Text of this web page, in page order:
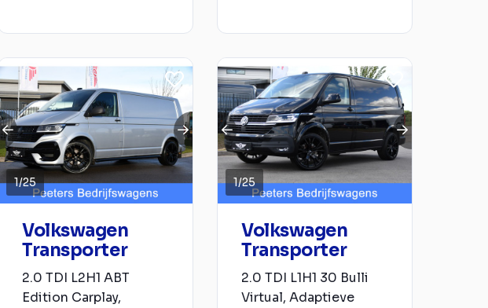
1/25
Volkswagen
Transporter
2.0 TDI L2H1 ABT
Edition Carplay,
1/25
Volkswagen
Transporter
2.0 TDI L1H1 30 Bulli
Virtual, Adaptieve